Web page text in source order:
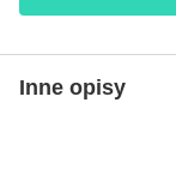
Inne opisy